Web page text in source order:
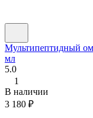
Мультипептидный
мл
5.0
1
В наличии
3 180 ₽